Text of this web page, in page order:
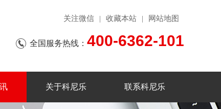
关注微信 收藏本站 网站地图
全国服务热线： 400-6362-101
关于科尼乐 联系科尼乐